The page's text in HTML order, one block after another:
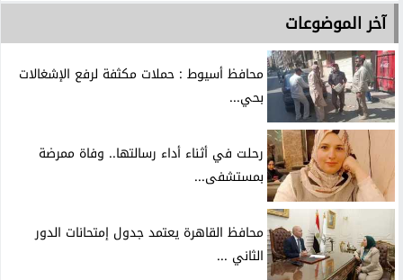
آخر الموضوعات
محافظ أسيوط : حملات مكثفة لرفع الإشغالات
بحي...
رحلت في أثناء أداء رسالتها.. وفاة ممرضة
بمستشفى...
محافظ القاهرة يعتمد جدول إمتحانات الدور
الثاني ...